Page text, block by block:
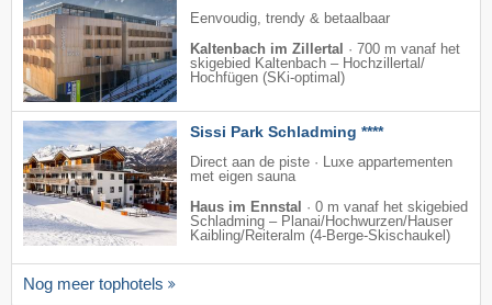
Eenvoudig, trendy & betaalbaar
Kaltenbach im Zillertal · 700 m vanaf het
skigebied Kaltenbach – Hochzillertal/​
Hochfügen (SKi-optimal)
Sissi Park Schladming ****
Direct aan de piste · Luxe appartementen
met eigen sauna
Haus im Ennstal · 0 m vanaf het skigebied
Schladming – Planai/​Hochwurzen/​Hauser
Kaibling/​Reiteralm (4-Berge-Skischaukel)
Nog meer tophotels